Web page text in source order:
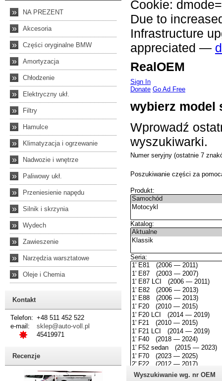
» NA PREZENT
» Akcesoria
» Części oryginalne BMW
» Amortyzacja
» Chłodzenie
» Elektryczny ukł.
» Filtry
» Hamulce
» Klimatyzacja i ogrzewanie
» Nadwozie i wnętrze
» Paliwowy ukł.
» Przeniesienie napędu
» Silnik i skrzynia
» Wydech
» Zawieszenie
» Narzędzia warsztatowe
» Oleje i Chemia
Kontakt
Telefon: +48 511 452 522
e-mail:
sklep@auto-voll.pl
45419971
Recenzje
Wyszukiwanie wg. nr OEM